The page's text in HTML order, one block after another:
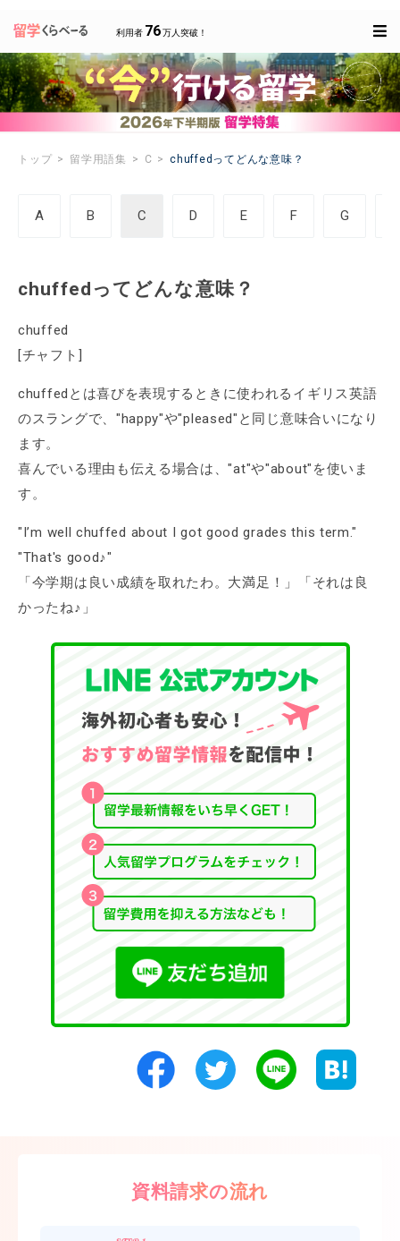
利用者 76万人突破！
トップ 留学用語集 C chuffedってどんな意味？
A B C D E F G
chuffedってどんな意味？
chuffed
[チャフト]
chuffedとは喜びを表現するときに使われるイギリス英語
のスラングで、"happy"や"pleased"と同じ意味合いになり
ます。
喜んでいる理由も伝える場合は、"at"や"about"を使いま
す。
"I’m well chuffed about I got good grades this term."
"That's good♪"
「今学期は良い成績を取れたわ。大満足！」「それは良
かったね♪」
資料請求の流れ